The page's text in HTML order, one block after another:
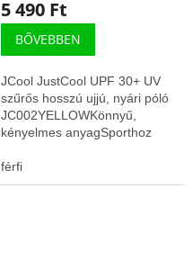
5 490 Ft
BŐVEBBEN
JCool JustCool UPF 30+ UV
szűrős hosszú ujjú, nyári póló
JC002YELLOWKönnyű,
kényelmes anyagSporthoz
férfi